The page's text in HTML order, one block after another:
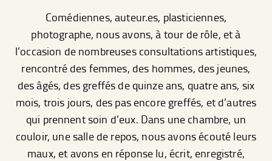
Comédiennes, auteur.es, plasticiennes,
photographe, nous avons, à tour de rôle, et à
l’occasion de nombreuses consultations artistiques,
rencontré des femmes, des hommes, des jeunes,
des âgés, des greffés de quinze ans, quatre ans, six
mois, trois jours, des pas encore greffés, et d’autres
qui prennent soin d’eux. Dans une chambre, un
couloir, une salle de repos, nous avons écouté leurs
maux, et avons en réponse lu, écrit, enregistré,